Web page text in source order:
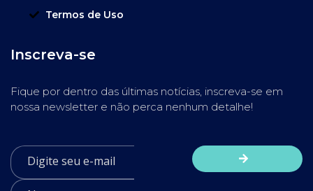
Termos de Uso
Inscreva-se
Fique por dentro das últimas notícias, inscreva-se em
nossa newsletter e não perca nenhum detalhe!